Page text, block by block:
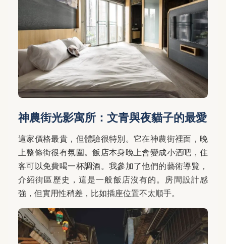
神農街光影寓所：文青與夜貓子的最愛
這家價格最貴，但體驗很特別。它在神農街裡面，晚
上整條街很有氛圍。飯店本身晚上會變成小酒吧，住
客可以免費喝一杯調酒。我參加了他們的藝術導覽，
介紹街區歷史，這是一般飯店沒有的。房間設計感
強，但實用性稍差，比如插座位置不太順手。